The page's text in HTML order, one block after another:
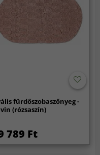
fürdőszobaszőnyeg -
(rózsaszín)
789 Ft